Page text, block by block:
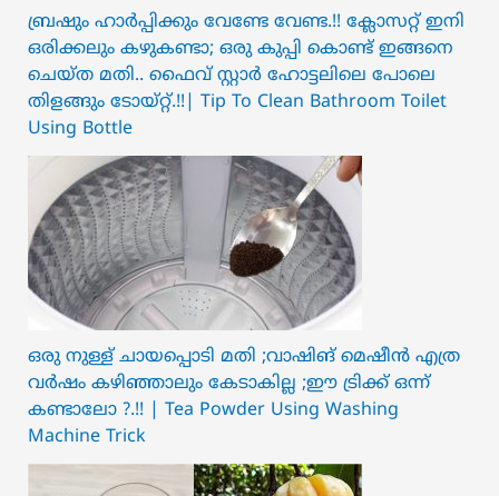
ബ്രഷും ഹാർപ്പിക്കും വേണ്ടേ വേണ്ട.!! ക്ലോസറ്റ് ഇനി
ഒരിക്കലും കഴുകണ്ടാ; ഒരു കുപ്പി കൊണ്ട് ഇങ്ങനെ
ചെയ്ത മതി.. ഫൈവ് സ്റ്റാർ ഹോട്ടലിലെ പോലെ
തിളങ്ങും ടോയ്റ്റ്.!!| Tip To Clean Bathroom Toilet
Using Bottle
ഒരു നുള്ള് ചായപ്പൊടി മതി ;വാഷിങ് മെഷീൻ എത്ര
വർഷം കഴിഞ്ഞാലും കേടാകില്ല ;ഈ ട്രിക്ക് ഒന്ന്
കണ്ടാലോ ?.!! | Tea Powder Using Washing
Machine Trick